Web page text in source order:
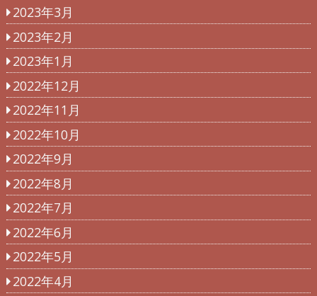
2023年3月
2023年2月
2023年1月
2022年12月
2022年11月
2022年10月
2022年9月
2022年8月
2022年7月
2022年6月
2022年5月
2022年4月